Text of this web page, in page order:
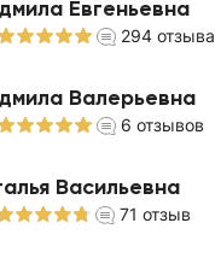
Евгеньевна
294 отзыва
Валерьевна
6 отзывов
Васильевна
71 отзыв